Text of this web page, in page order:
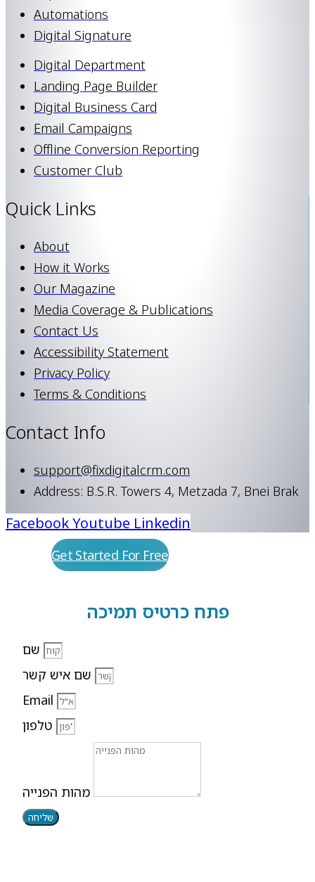
Automations
Digital Signature
Digital Department
Landing Page Builder
Digital Business Card
Email Campaigns
Offline Conversion Reporting
Customer Club
Quick Links
About
How it Works
Our Magazine
Media Coverage & Publications
Contact Us
Accessibility Statement
Privacy Policy
Terms & Conditions
Contact Info
support@fixdigitalcrm.com
Address: B.S.R. Towers 4, Metzada 7, Bnei Brak
FacebookYoutube Linkedin
Get Started For Free
פתח כרטיס תמיכה
Email
שליחה